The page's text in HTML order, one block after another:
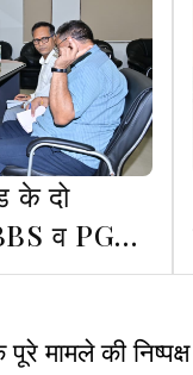
के दो
व PG
मामले की